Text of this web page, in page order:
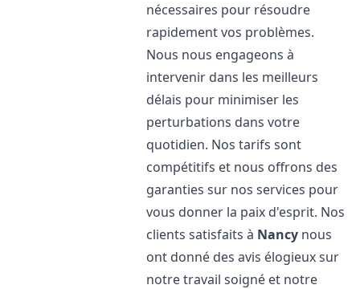
nécessaires pour résoudre
rapidement vos problèmes.
Nous nous engageons à
intervenir dans les meilleurs
délais pour minimiser les
perturbations dans votre
quotidien. Nos tarifs sont
compétitifs et nous offrons des
garanties sur nos services pour
vous donner la paix d'esprit. Nos
clients satisfaits à Nancy nous
ont donné des avis élogieux sur
notre travail soigné et notre